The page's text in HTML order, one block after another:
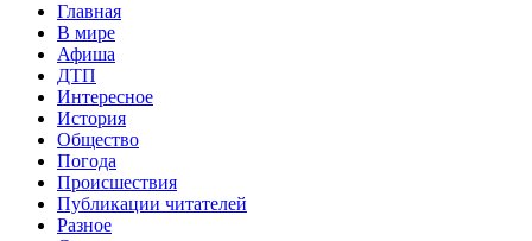
Главная
В мире
Афиша
ДТП
Интересное
История
Общество
Погода
Происшествия
Публикации читателей
Разное